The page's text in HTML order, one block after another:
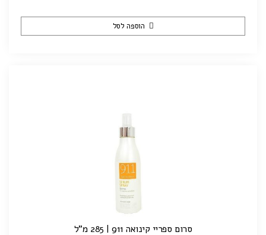
הוספה לסל
סרום ספריי קינואה 911 | 285 מ"ל